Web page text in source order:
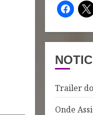
facebook
x
Trailer
Onde